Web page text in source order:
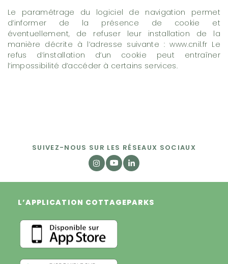
Le paramétrage du logiciel de navigation permet
d’informer de la présence de cookie et
éventuellement, de refuser leur installation de la
manière décrite à l’adresse suivante : www.cnil.fr Le
refus d’installation d’un cookie peut entraîner
l’impossibilité d’accéder à certains services.
SUIVEZ-NOUS SUR LES RÉSEAUX SOCIAUX
L’APPLICATION COTTAGEPARKS